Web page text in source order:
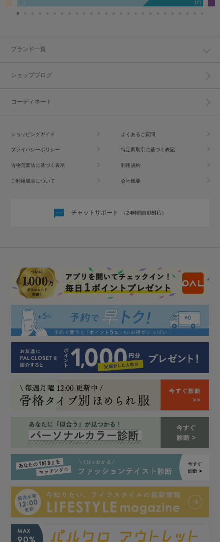
ブランド一覧
ショップブログ
コーディネート
ショッピングガイド よくあるご質問
プライバシーポリシー 特定商取引に基づく表記
古物営業法に基づく表示 利用規約
ご利用環境について 会社概要
チャットサポート （24時間自動対応）